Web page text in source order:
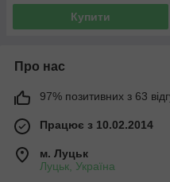
Купити
Про нас
97% позитивних з 63
Працює з 10.02.2014
м. Луцьк
Луцьк, Україна